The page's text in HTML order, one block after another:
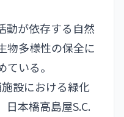
動が依存する自然
物多様性の保全に
いる。
設における緑化
日本橋高島屋S.C.